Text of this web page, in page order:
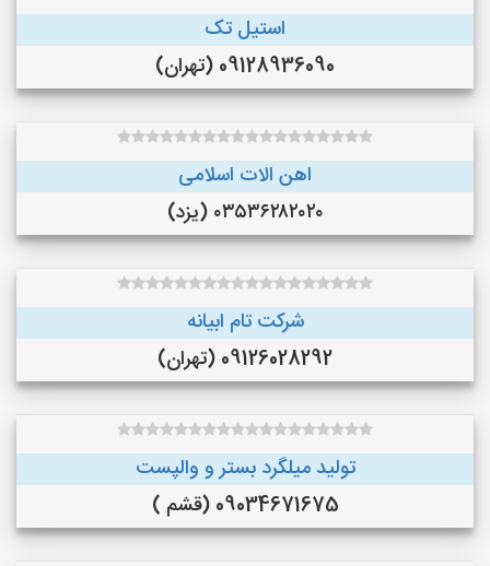
استیل تک
09128936090 (تهران)
اهن الات اسلامی
۰۳۵۳۶۲۸۲۰۲۰ (یزد)
شرکت تام ابیانه
09126028292 (تهران)
تولید میلگرد بستر و والپست
09034671675 (قشم )